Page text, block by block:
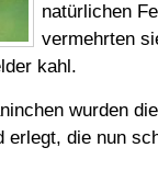
natürlichen
vermehrten
kahl.
wurden
die nun